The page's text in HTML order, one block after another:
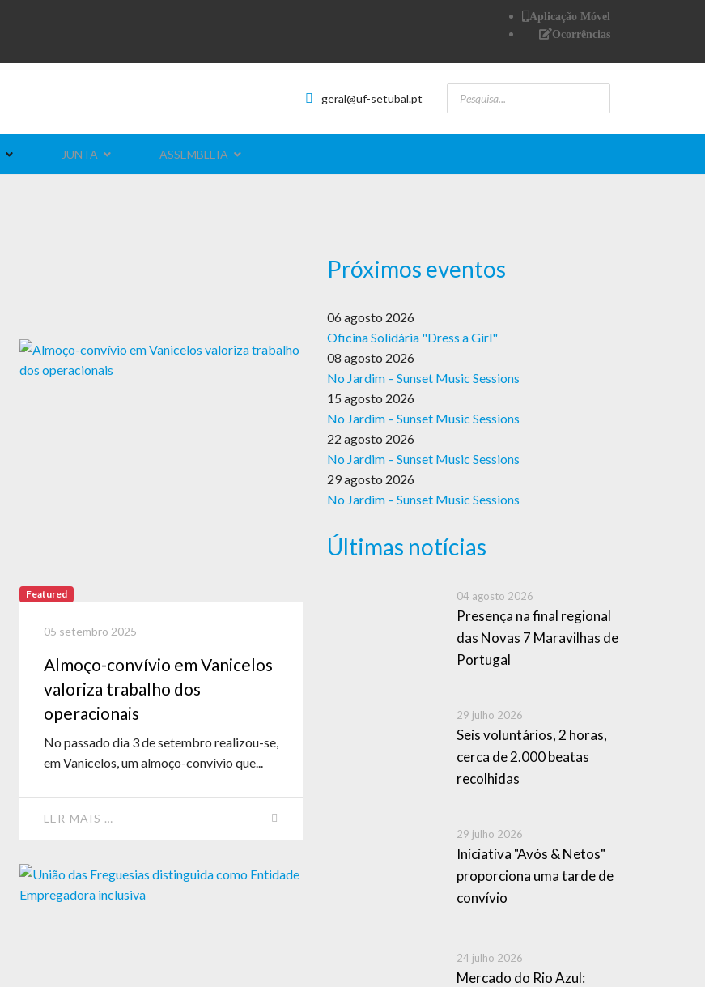
Aplicação Móvel
Ocorrências
geral@uf-setubal.pt
JUNTA ASSEMBLEIA
Featured
Almoço-convívio em Vanicelos
valoriza trabalho dos
operacionais
05 setembro 2025
No passado dia 3 de setembro realizou-se,
em Vanicelos, um almoço-convívio que...
LER MAIS …
Próximos eventos
06 agosto 2026
Oficina Solidária "Dress a Girl"
08 agosto 2026
No Jardim – Sunset Music Sessions
15 agosto 2026
No Jardim – Sunset Music Sessions
22 agosto 2026
No Jardim – Sunset Music Sessions
29 agosto 2026
No Jardim – Sunset Music Sessions
Últimas notícias
04 agosto 2026
Presença na final regional
das Novas 7 Maravilhas de
Portugal
29 julho 2026
Seis voluntários, 2 horas,
cerca de 2.000 beatas
recolhidas
29 julho 2026
Iniciativa "Avós & Netos"
proporciona uma tarde de
convívio
24 julho 2026
Mercado do Rio Azul: